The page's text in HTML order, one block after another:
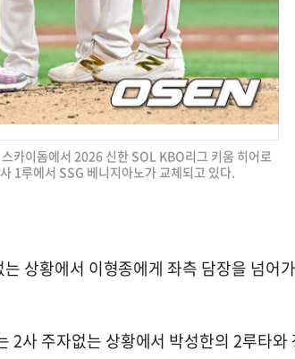
카이돔에서 2026 신한 SOL KBO리그 키움 히어로
1루에서 SSG 베니지아노가 교체되고 있다.
상황에서 이형종에게 좌측 담장을 넘어
사 주자없는 상황에서 박성한의 2루타와